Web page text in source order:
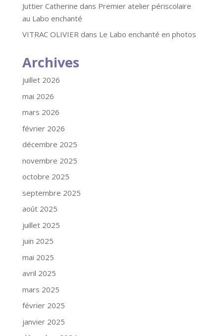
Juttier Catherine dans Premier atelier périscolaire
au Labo enchanté
VITRAC OLIVIERdans Le Labo enchanté en photos
Archives
juillet 2026
mai 2026
mars 2026
février 2026
décembre 2025
novembre 2025
octobre 2025
septembre 2025
août 2025
juillet 2025
juin 2025
mai 2025
avril 2025
mars 2025
février 2025
janvier 2025